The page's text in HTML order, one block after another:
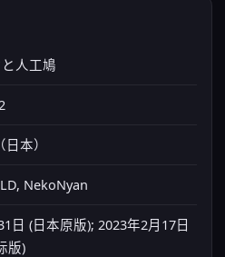
人工鳩
本）
NekoNyan
日 (日本原版); 2023年2月17日
版)